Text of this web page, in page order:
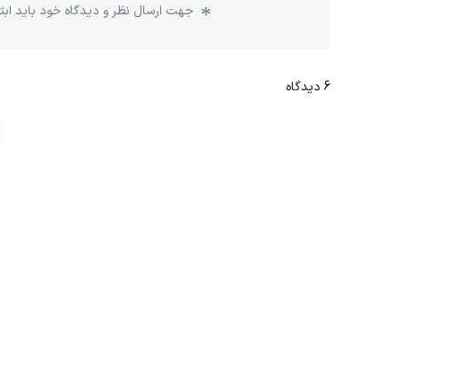
جهت ارسال نظر و دیدگاه خود باید
6 دیدگاه